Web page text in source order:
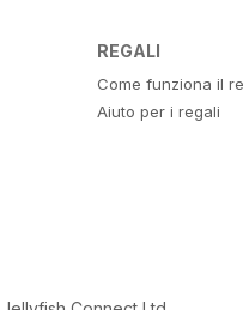
REGALI
Come funziona il
Aiuto per i regali